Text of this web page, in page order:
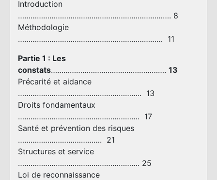
Introduction
………………………………………………………………. 8
Méthodologie
…………………………………………………………… 11
Partie 1 : Les
constats………………………………………………. 13
Précarité et aidance
………………………………………………….. 13
Droits fondamentaux
…………………………………………………. 17
Santé et prévention des risques
…………………………………. 21
Structures et service
…………………………………………………. 25
Loi de reconnaissance